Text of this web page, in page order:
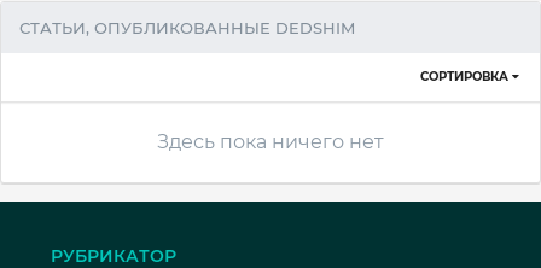
СТАТЬИ, ОПУБЛИКОВАННЫЕ DEDSHIM
СОРТИРОВКА
Здесь пока ничего нет
РУБРИКАТОР